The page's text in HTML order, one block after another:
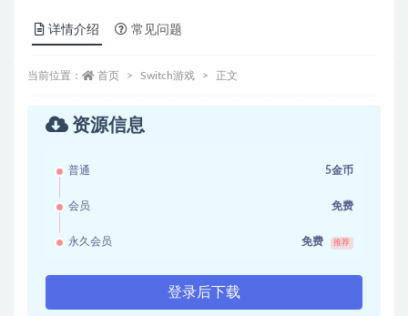
详情介绍 常见问题
当前位置： 首页 Switch游戏 正文
资源信息
普通 5金币
会员 免费
永久会员 免费 推荐
登录后下载